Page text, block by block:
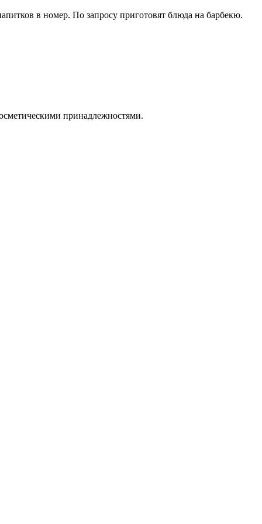
в номер. По запросу приготовят блюда на барбекю.
принадлежностями.